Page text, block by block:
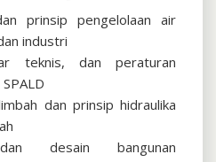
prinsip pengelolaan air
industri
teknis, dan peraturan
dan prinsip hidraulika
desain bangunan